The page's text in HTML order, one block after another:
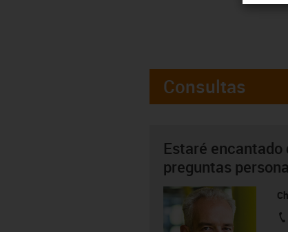
Consultas
Estaré encantado
preguntas